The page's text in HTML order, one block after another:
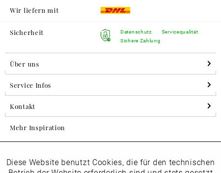
Wir liefern mit
Sicherheit
Datenschutz
Sichere Zahlung
Servicequalität
Über uns
Service Infos
Kontakt
Mehr Inspiration
Folgen Sie uns auf Instagram
Funktionale Aktiv
Diese Website benutzt Cookies, die für den technischen